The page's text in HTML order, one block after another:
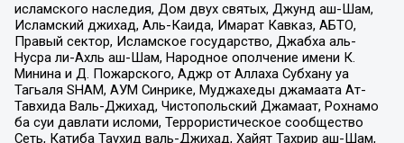
исламского наследия, Дом двух святых, Джунд аш-Шам,
Исламский джихад, Аль-Каида, Имарат Кавказ, АБТО,
Правый сектор, Исламское государство, Джабха аль-
Нусра ли-Ахль аш-Шам, Народное ополчение имени К.
Минина и Д. Пожарского, Аджр от Аллаха Субхану уа
Тагьаля SHAM, АУМ Синрике, Муджахеды джамаата Ат-
Тавхида Валь-Джихад, Чистопольский Джамаат, Рохнамо
ба суи давлати исломи, Террористическое сообщество
Сеть, Катиба Таухид валь-Джихад, Хайят Тахрир аш-Шам,